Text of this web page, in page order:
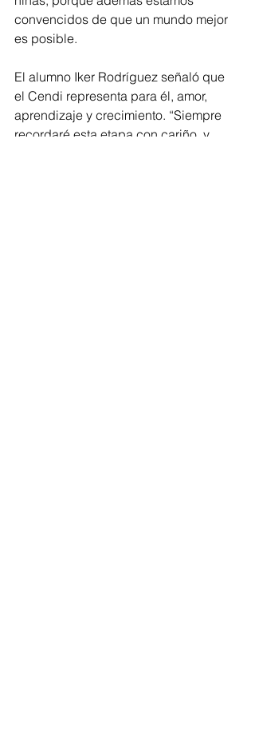
convencidos de que un mundo mejor
es posible.
El alumno Iker Rodríguez señaló que
el Cendi representa para él, amor,
aprendizaje y crecimiento. “Siempre
recordaré esta etapa con cariño, y